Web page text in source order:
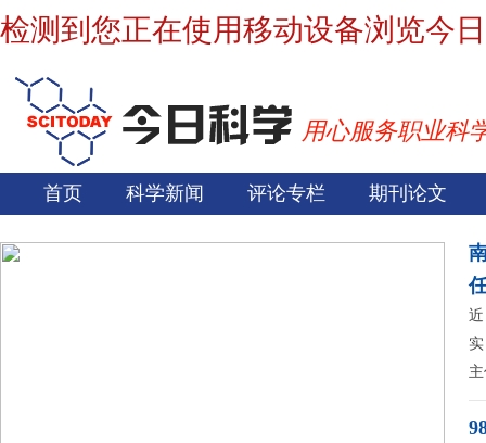
检测到您正在使用移动设备浏览今
用心服务职业科
首页 科学新闻 评论专栏 期刊论文